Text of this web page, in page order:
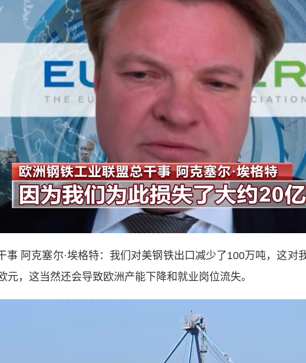
阿克塞尔·埃格特：我们对美钢铁出口减少了100万吨，这对
元，这当然还会导致欧洲产能下降和就业岗位流失。